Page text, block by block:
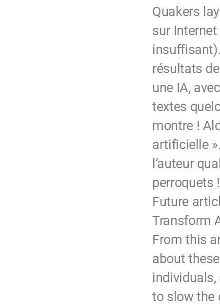
Quakers
sur
résultats
une IA,
textes
montre !
artificielle
l’auteur
perroquets
Future
Transform
From this
about
to slow the